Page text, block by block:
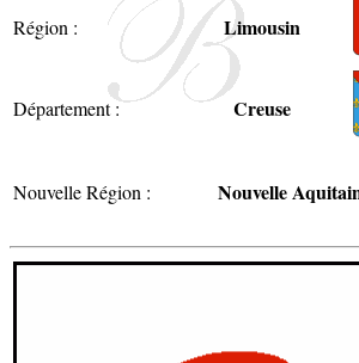
Région : Limousin
Département : Creuse
Nouvelle Région : Nouvelle